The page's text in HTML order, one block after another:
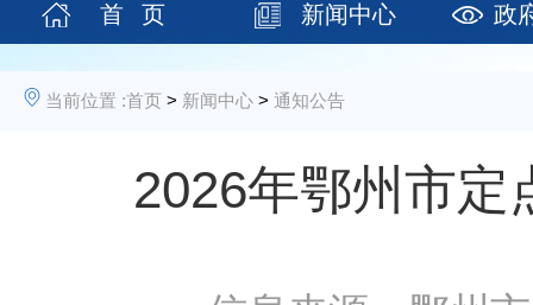
首 页 新闻中心 政
当前位置 :首页 > 新闻中心 > 通知公告
2026年鄂州市定